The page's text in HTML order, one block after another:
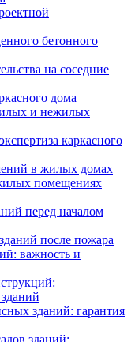
бетонного
на соседние
дома
и нежилых
каркасного
в жилых домах
помещениях
перед началом
после пожара
важность и
зданий: гарантия
зданий: